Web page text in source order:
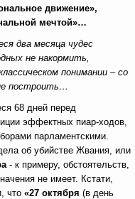
движение»,
мечтой»…
два месяца чудес
не накормить,
понимании – со
построить…
68 дней перед
эффектных пиар-ходов,
парламентскими.
об убийстве Жвания, или
- к примеру, обстоятельств,
не имеет. Кстати,
что «27 октября (в день